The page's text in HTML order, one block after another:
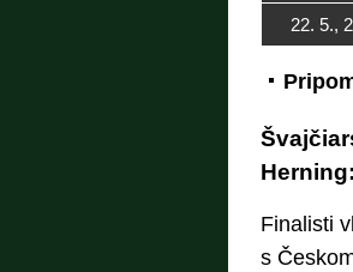
22. 5.,
Finalisti
s